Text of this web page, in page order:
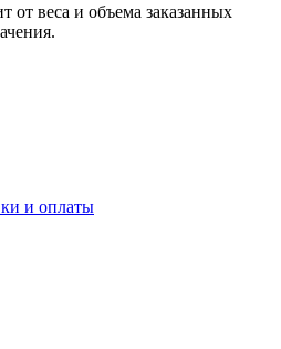
от веса и объема заказанных
и оплаты